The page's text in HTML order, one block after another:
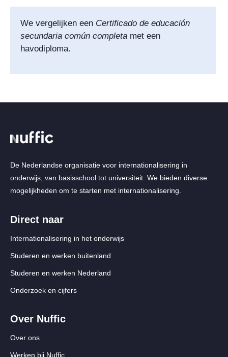
We vergelijken een Certificado de educación
secundaria común completa met een
havodiploma.
De Nederlandse organisatie voor internationalisering in
onderwijs, van basisschool tot universiteit. We bieden diverse
mogelijkheden om te starten met internationalisering.
Direct naar
Internationalisering in het onderwijs
Studeren en werken buitenland
Studeren en werken Nederland
Onderzoek en cijfers
Over Nuffic
Over ons
Werken bij Nuffic